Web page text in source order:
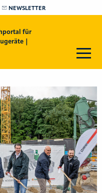
NEWSLETTER
für
|